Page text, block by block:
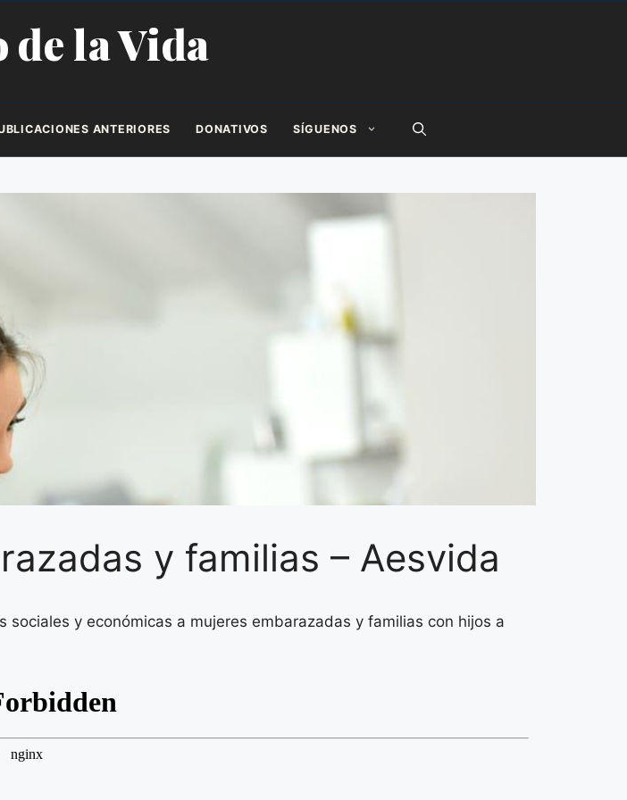
de la Vida
ANTERIORES DONATIVOS SÍGUENOS
y familias – Aesvida
y económicas a mujeres embarazadas y familias con hijos a